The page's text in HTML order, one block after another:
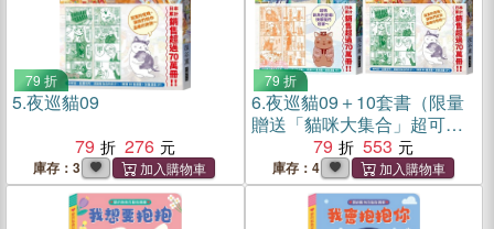
79 折
5.夜巡貓09
79
276
庫存：3
79 折
6.夜巡貓09＋10套書（限量
贈送「貓咪大集合」超可愛
畫卡×2）（共二冊）
79 553
庫存：4